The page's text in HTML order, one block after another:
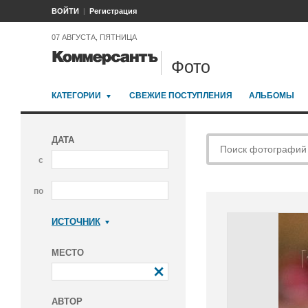
ВОЙТИ Регистрация
07 АВГУСТА, ПЯТНИЦА
Фото
КАТЕГОРИИ СВЕЖИЕ ПОСТУПЛЕНИЯ АЛЬБОМЫ
ДАТА
с
по
ИСТОЧНИК
МЕСТО
АВТОР